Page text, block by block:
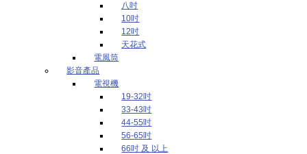
八吋
10吋
12吋
天花式
電風筒
影音產品
電視機
19-32吋
33-43吋
44-55吋
56-65吋
66吋 及 以上